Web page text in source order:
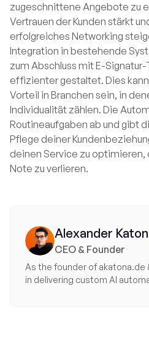
zugeschnittene Angebote zu
Vertrauen der Kunden stärkt
erfolgreiches Networking
Integration in bestehende
zum Abschluss mit E-
effizienter gestaltet. Dies
Vorteil in Branchen sein, in
Individualität zählen. Die
Routineaufgaben ab und gibt
Pflege deiner
deinen Service zu optimieren,
Note zu verlieren.
Alexander
CEO & Founder
As the founder of akatona.de
in delivering custom AI